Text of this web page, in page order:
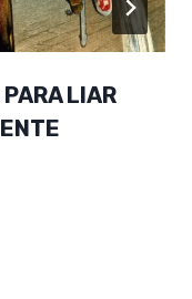
LIAR